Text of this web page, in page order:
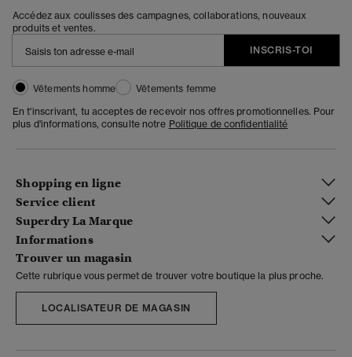
Accédez aux coulisses des campagnes, collaborations, nouveaux
produits et ventes.
INSCRIS-TOI
Vêtements homme
Vêtements femme
En t'inscrivant, tu acceptes de recevoir nos offres promotionnelles. Pour
plus d'informations, consulte notre Politique de confidentialité
Shopping en ligne
Service client
Superdry La Marque
Informations
Trouver un magasin
Cette rubrique vous permet de trouver votre boutique la plus proche.
LOCALISATEUR DE MAGASIN